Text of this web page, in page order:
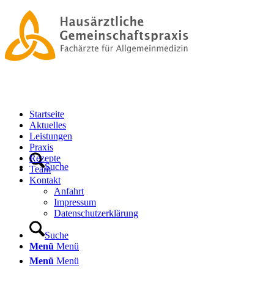
Suche
Menü Menü
Startseite
Aktuelles
Leistungen
Praxis
Rezepte
Team
Kontakt
Anfahrt
Impressum
Datenschutzerklärung
Suche
Menü Menü